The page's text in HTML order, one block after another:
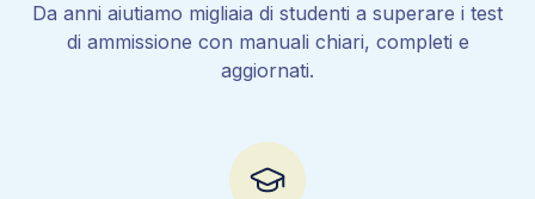
Da anni aiutiamo migliaia di studenti a superare i test
di ammissione con manuali chiari, completi e
aggiornati.